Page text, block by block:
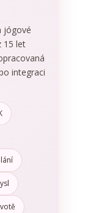
jógové
15 let
integraci